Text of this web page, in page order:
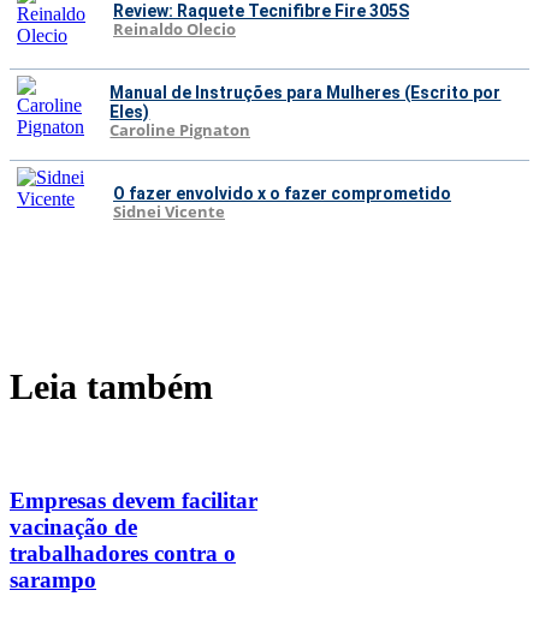
Review: Raquete Tecnifibre Fire 305S
Reinaldo Olecio
Manual de Instruções para Mulheres (Escrito por
Eles)
Caroline Pignaton
O fazer envolvido x o fazer comprometido
Sidnei Vicente
Leia também
Empresas devem facilitar
vacinação de
trabalhadores contra o
sarampo